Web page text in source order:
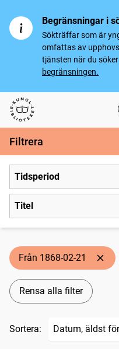
Begränsningar i
Sökträffar som är
omfattas av
tjänsten när du
begränsningen.
Svenska tidningar
Filtrera
Tidsperiod
Titel
Från 1868-02-21
Rensa alla filter
Sortera: